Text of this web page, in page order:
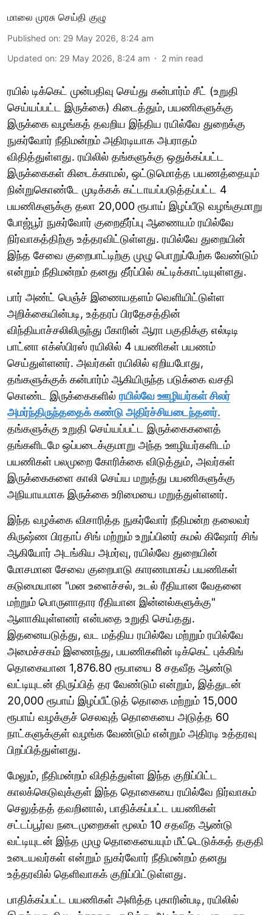
மாலை முரசு செய்தி குழு
Published on: 29 May 2026, 8:24 am
Updated on: 29 May 2026, 8:24 am 2 min read
ரயில் டிக்கெட் முன்பதிவு செய்து கன்பார்ம் சீட் (உறுதி
செய்யப்பட்ட இருக்கை) கிடைத்தும், பயணிகளுக்கு
இருக்கை வழங்கத் தவறிய இந்திய ரயில்வே துறைக்கு
நுகர்வோர் நீதிமன்றம் அதிரடியாக அபராதம்
விதித்துள்ளது. ரயிலில் தங்களுக்கு ஒதுக்கப்பட்ட
இருக்கைகள் கிடைக்காமல், ஒட்டுமொத்த பயணத்தையும்
நின்றுகொண்டே முடிக்கக் கட்டாயப்படுத்தப்பட்ட 4
பயணிகளுக்கு தலா 20,000 ரூபாய் இழப்பீடு வழங்குமாறு
போஜ்பூர் நுகர்வோர் குறைதீர்ப்பு ஆணையம் ரயில்வே
நிர்வாகத்திற்கு உத்தரவிட்டுள்ளது. ரயில்வே துறையின்
இந்த சேவை குறைபாட்டிற்கு முழு பொறுப்பேற்க வேண்டும்
என்றும் நீதிமன்றம் தனது தீர்ப்பில் சுட்டிக்காட்டியுள்ளது.
பார் அண்ட் பெஞ்ச் இணையதளம் வெளியிட்டுள்ள
அறிக்கையின்படி, உத்தரப் பிரதேசத்தின்
விந்தியாச்சலிலிருந்து பீகாரின் ஆரா பகுதிக்கு எல்டிடி
பாட்னா எக்ஸ்பிரஸ் ரயிலில் 4 பயணிகள் பயணம்
செய்துள்ளனர். அவர்கள் ரயிலில் ஏறியபோது,
தங்களுக்குக் கன்பார்ம் ஆகியிருந்த படுக்கை வசதி
கொண்ட இருக்கைகளில் ரயில்வே ஊழியர்கள் சிலர்
அமர்ந்திருந்ததைக் கண்டு அதிர்ச்சியடைந்தனர்.
தங்களுக்கு உறுதி செய்யப்பட்ட இருக்கைகளைத்
தங்களிடமே ஒப்படைக்குமாறு அந்த ஊழியர்களிடம்
பயணிகள் பலமுறை கோரிக்கை விடுத்தும், அவர்கள்
இருக்கைகளை காலி செய்ய மறுத்து பயணிகளுக்கு
அநியாயமாக இருக்கை உரிமையை மறுத்துள்ளனர்.
இந்த வழக்கை விசாரித்த நுகர்வோர் நீதிமன்ற தலைவர்
கிருஷ்ண பிரதாப் சிங் மற்றும் உறுப்பினர் கமல் கிஷோர் சிங்
ஆகியோர் அடங்கிய அமர்வு, ரயில்வே துறையின்
மோசமான சேவை குறைபாடு காரணமாகப் பயணிகள்
கடுமையான "மன உளைச்சல், உடல் ரீதியான வேதனை
மற்றும் பொருளாதார ரீதியான இன்னல்களுக்கு"
ஆளாகியுள்ளனர் என்பதை உறுதி செய்தது.
இதனையடுத்து, வட மத்திய ரயில்வே மற்றும் ரயில்வே
அமைச்சகம் இணைந்து, பயணிகளின் டிக்கெட் புக்கிங்
தொகையான 1,876.80 ரூபாயை 8 சதவீத ஆண்டு
வட்டியுடன் திருப்பித் தர வேண்டும் என்றும், இத்துடன்
20,000 ரூபாய் இழப்பீட்டுத் தொகை மற்றும் 15,000
ரூபாய் வழக்குச் செலவுத் தொகையை அடுத்த 60
நாட்களுக்குள் வழங்க வேண்டும் என்றும் அதிரடி உத்தரவு
பிறப்பித்துள்ளது.
மேலும், நீதிமன்றம் விதித்துள்ள இந்த குறிப்பிட்ட
காலக்கெடுவுக்குள் இந்த தொகையை ரயில்வே நிர்வாகம்
செலுத்தத் தவறினால், பாதிக்கப்பட்ட பயணிகள்
சட்டப்பூர்வ நடைமுறைகள் மூலம் 10 சதவீத ஆண்டு
வட்டியுடன் இந்த முழு தொகையையும் மீட்டெடுக்கத் தகுதி
உடையவர்கள் என்றும் நுகர்வோர் நீதிமன்றம் தனது
உத்தரவில் தெளிவாகக் குறிப்பிட்டுள்ளது.
பாதிக்கப்பட்ட பயணிகள் அளித்த புகாரின்படி, ரயிலில்